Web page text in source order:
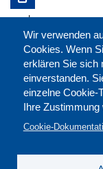
Wir verwenden
Cookies. Wenn
erklären Sie sich
einverstanden.
einzelne Cookie-
Ihre Zustimmung
Cookie-
merken: